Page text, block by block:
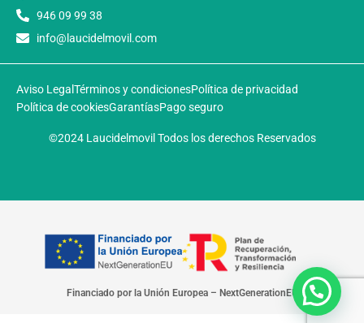
946 09 99 38
info@laucidelmovil.com
Aviso Legal Términos y condicionesPolítica de privacidad
Política de cookiesGarantíasPago seguro
©2024 Laucidelmovil Todos los derechos Reservados
Financiado por la Unión Europea – NextGenerationEU​